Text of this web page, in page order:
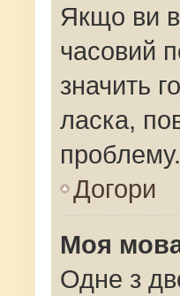
Якщо ви
часовий
значить
ласка,
проблему.
Догори
Моя
Одне з